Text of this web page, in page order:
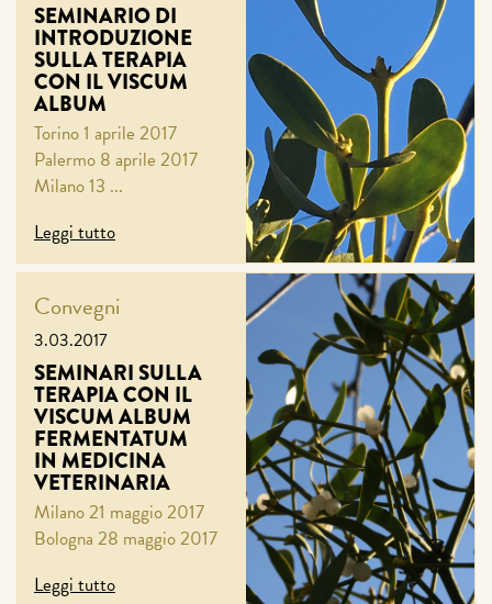
SEMINARIO DI
INTRODUZIONE
SULLA TERAPIA
CON IL VISCUM
ALBUM
Torino 1 aprile 2017
Palermo 8 aprile 2017
Milano 13 ...
Leggi tutto
Convegni
3.03.2017
SEMINARI SULLA
TERAPIA CON IL
VISCUM ALBUM
FERMENTATUM
IN MEDICINA
VETERINARIA
Milano 21 maggio 2017
Bologna 28 maggio 2017
Leggi tutto